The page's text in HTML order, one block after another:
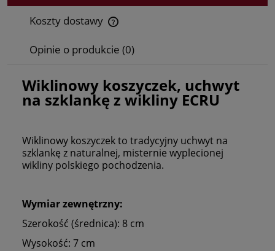
Koszty dostawy
Cena nie zawiera ewentualnych kosztów płatności
Opinie o produkcie (0)
Wiklinowy koszyczek, uchwyt
na szklankę z wikliny ECRU
Wiklinowy koszyczek to tradycyjny uchwyt na
szklankę z naturalnej, misternie wyplecionej
wikliny polskiego pochodzenia.
Wymiar zewnętrzny:
Szerokość (średnica): 8 cm
Wysokość: 7 cm